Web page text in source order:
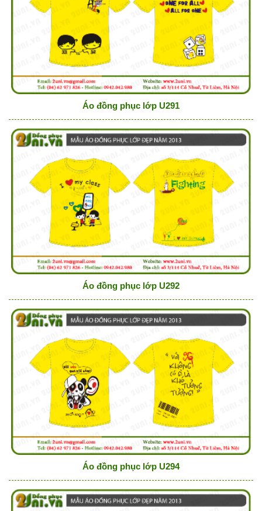
Áo đồng phục lớp U291
Áo đồng phục lớp U292
Áo đồng phục lớp U294